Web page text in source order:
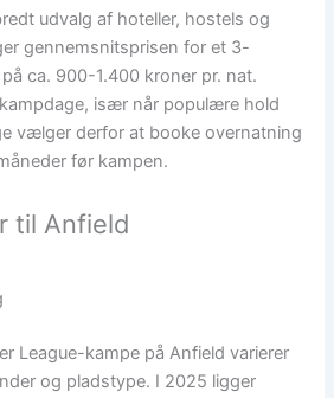
udvalg af hoteller, hostels og
gennemsnitsprisen for et 3-
ca. 900-1.400 kroner pr. nat.
især når populære hold
vælger derfor at booke overnatning
før kampen.
til Anfield
League-kampe på Anfield varierer
og pladstype. I 2025 ligger